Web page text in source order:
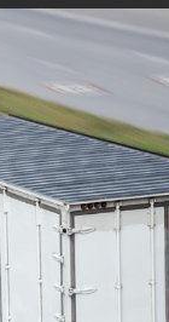
a opção de
a região que
deixe